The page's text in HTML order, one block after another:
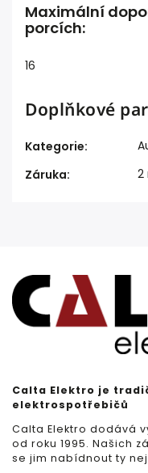
Maximální
porcích:
16
Doplňkové
Kategorie:
Záruka: 2
Calta Elektro je
elektrospotřebičů
Calta Elektro dodává
od roku 1995. Našich
se jim nabídnout ty